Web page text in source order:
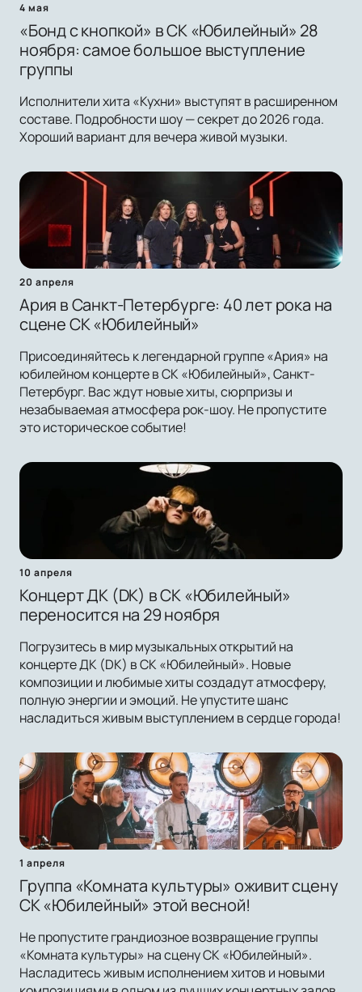
4 мая
«Бонд с кнопкой» в СК «Юбилейный» 28
ноября: самое большое выступление
группы
Исполнители хита «Кухни» выступят в расширенном
составе. Подробности шоу — секрет до 2026 года.
Хороший вариант для вечера живой музыки.
20 апреля
Ария в Санкт-Петербурге: 40 лет рока на
сцене СК «Юбилейный»
Присоединяйтесь к легендарной группе «Ария» на
юбилейном концерте в СК «Юбилейный», Санкт-
Петербург. Вас ждут новые хиты, сюрпризы и
незабываемая атмосфера рок-шоу. Не пропустите
это историческое событие!
10 апреля
Концерт ДК (DK) в СК «Юбилейный»
переносится на 29 ноября
Погрузитесь в мир музыкальных открытий на
концерте ДК (DK) в СК «Юбилейный». Новые
композиции и любимые хиты создадут атмосферу,
полную энергии и эмоций. Не упустите шанс
насладиться живым выступлением в сердце города!
1 апреля
Группа «Комната культуры» оживит сцену
СК «Юбилейный» этой весной!
Не пропустите грандиозное возвращение группы
«Комната культуры» на сцену СК «Юбилейный».
Насладитесь живым исполнением хитов и новыми